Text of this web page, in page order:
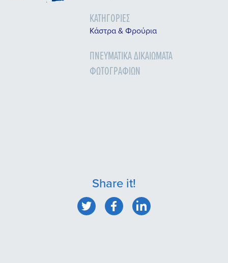
ΚΑΤΗΓΟΡΊΕΣ
Κάστρα & Φρούρια
ΠΝΕΥΜΑΤΙΚΆ ΔΙΚΑΙΏΜΑΤΑ
ΦΩΤΟΓΡΑΦΙΏΝ
Share it!